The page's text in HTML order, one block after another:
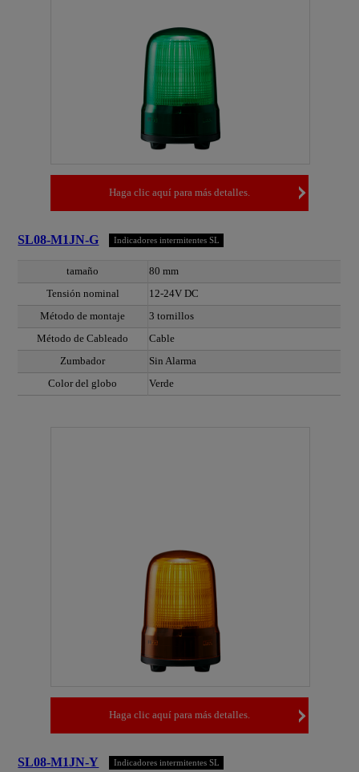
Haga clic aquí para más detalles.
SL08-M1JN-G Indicadores intermitentes SL
tamaño
80 mm
Tensión nominal
12-24V DC
Método de montaje
3 tornillos
Método de Cableado
Cable
Zumbador
Sin Alarma
Color del globo
Verde
Haga clic aquí para más detalles.
SL08-M1JN-Y Indicadores intermitentes SL